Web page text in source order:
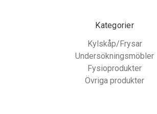
Kategorier
Kylskåp/Frysar
Undersökningsmöbler
Fysioprodukter
Övriga produkter